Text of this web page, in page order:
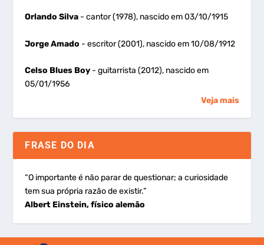
Orlando Silva - cantor (1978), nascido em 03/10/1915
Jorge Amado - escritor (2001), nascido em 10/08/1912
Celso Blues Boy - guitarrista (2012), nascido em
05/01/1956
Veja mais
FRASE DO DIA
“O importante é não parar de questionar; a curiosidade
tem sua própria razão de existir.”
Albert Einstein, físico alemão